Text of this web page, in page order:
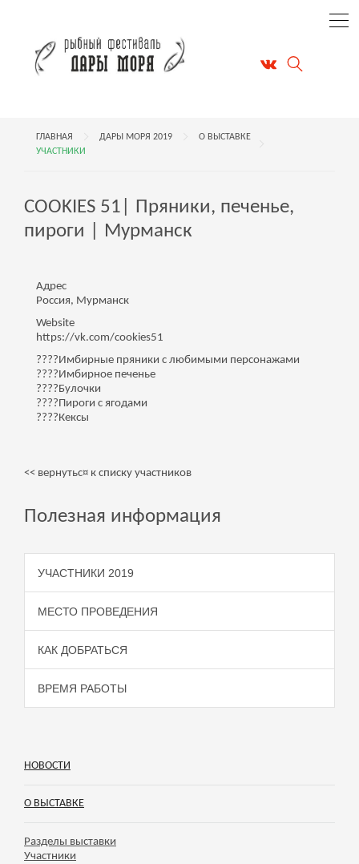
ГЛАВНАЯ ДАРЫ МОРЯ 2019
О ВЫСТАВКЕ
УЧАСТНИКИ
COOKIES 51| Пряники, печенье,
пироги | Мурманск
Адрес
Россия, Мурманск
Website
https://vk.com/cookies51
????Имбирные пряники с любимыми персонажами
????Имбирное печенье
????Булочки
????Пироги с ягодами
????Кексы
<< вернутьс¤ к списку участников
Полезная информация
УЧАСТНИКИ 2019
МЕСТО ПРОВЕДЕНИЯ
КАК ДОБРАТЬСЯ
ВРЕМЯ РАБОТЫ
НОВОСТИ
О ВЫСТАВКЕ
Разделы выставки
Участники